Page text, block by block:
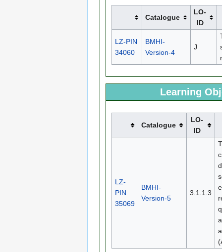
Catalogue
LO-
ID
LZ-PIN
34060
BMHI-
Version-4
J
Learning
Catalogue
LO-
ID
LZ-
PIN
35069
BMHI-
Version-5
3.1.1.3